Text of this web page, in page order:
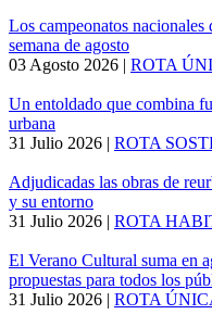
Los campeonatos
semana de agosto
03 Agosto 2026 | ROTA
Un entoldado que combina
urbana
31 Julio 2026 | ROTA
Adjudicadas las obras de
y su entorno
31 Julio 2026 | ROTA
El Verano Cultural suma en
propuestas para todos los
31 Julio 2026 | ROTA